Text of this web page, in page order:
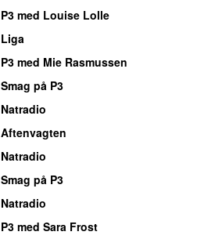
P3 med Louise Lolle
Liga
P3 med Mie Rasmussen
Smag på P3
Natradio
Aftenvagten
Natradio
Smag på P3
Natradio
P3 med Sara Frost